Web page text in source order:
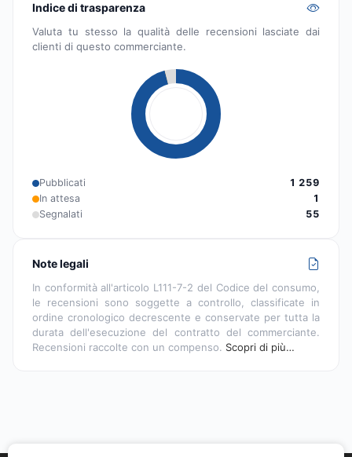
Indice di trasparenza
Valuta tu stesso la qualità delle recensioni lasciate dai
clienti di questo commerciante.
Pubblicati
1 259
In attesa
1
Segnalati
55
Note legali
In conformità all'articolo L111-7-2 del Codice del consumo,
le recensioni sono soggette a controllo, classificate in
ordine cronologico decrescente e conservate per tutta la
durata dell'esecuzione del contratto del commerciante.
Recensioni raccolte con un compenso. Scopri di più…